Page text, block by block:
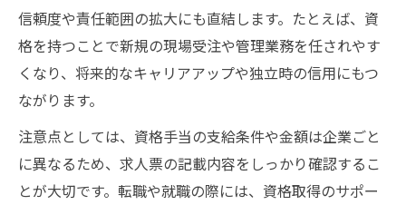
信頼度や責任範囲の拡大にも直結します。たとえば、資
格を持つことで新規の現場受注や管理業務を任されやす
くなり、将来的なキャリアアップや独立時の信用にもつ
ながります。
注意点としては、資格手当の支給条件や金額は企業ごと
に異なるため、求人票の記載内容をしっかり確認するこ
とが大切です。転職や就職の際には、資格取得のサポー